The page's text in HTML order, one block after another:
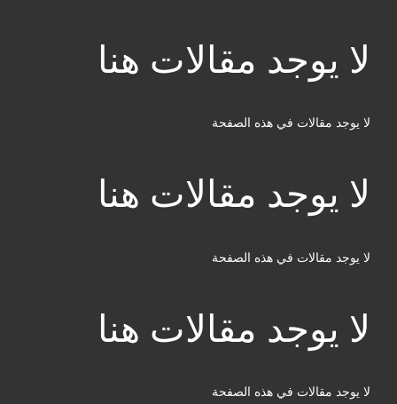
لا يوجد مقالات هنا
لا يوجد مقالات في هذه الصفحة
لا يوجد مقالات هنا
لا يوجد مقالات في هذه الصفحة
لا يوجد مقالات هنا
لا يوجد مقالات في هذه الصفحة